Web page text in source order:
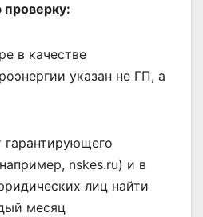
проверку:
в качестве
указан не ГП, а
гарантирующего
nskes.ru) и в
лиц найти
месяц